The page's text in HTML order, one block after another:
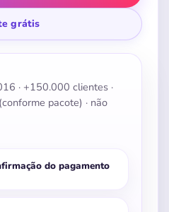
grátis
· +150.000 clientes ·
pacote) · não
do pagamento